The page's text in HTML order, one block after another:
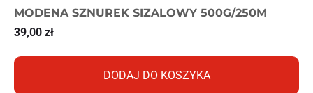
MODENA SZNUREK SIZALOWY 500G/250M
39,00 zł
DODAJ DO KOSZYKA